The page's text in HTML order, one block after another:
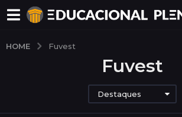
HOME Fuvest
Fuvest
Destaques